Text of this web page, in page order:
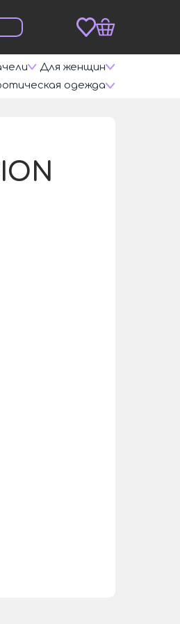
Для женщин
одежда